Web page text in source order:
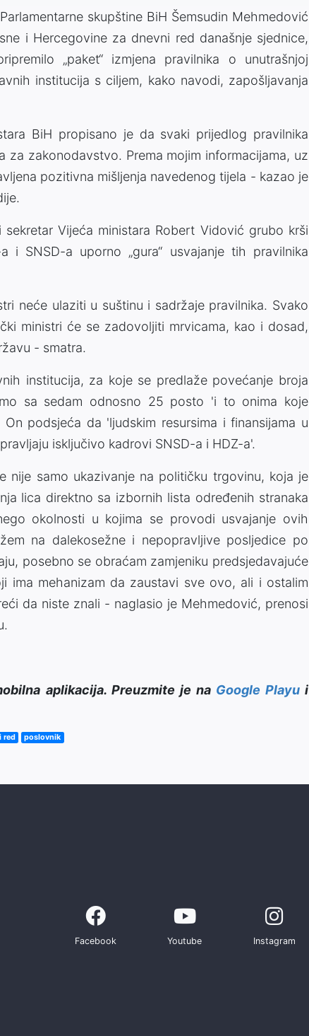
skupštine BiH Šemsudin Mehmedović
i Hercegovine za dnevni red današnje sjednice,
„paket“ izmjena pravilnika o unutrašnjoj
institucija s ciljem, kako navodi, zapošljavanja
BiH propisano je da svaki prijedlog pravilnika
za zakonodavstvo. Prema mojim informacijama, uz
pozitivna mišljenja navedenog tijela - kazao je
Vijeća ministara Robert Vidović grubo krši
i SNSD-a uporno „gura“ usvajanje tih pravilnika
neće ulaziti u suštinu i sadržaje pravilnika. Svako
ministri će se zadovoljiti mrvicama, kao i dosad,
- smatra.
institucija, za koje se predlaže povećanje broja
sa sedam odnosno 25 posto 'i to onima koje
podsjeća da 'ljudskim resursima i finansijama u
isključivo kadrovi SNSD-a i HDZ-a'.
nije samo ukazivanje na političku trgovinu, koja je
lica direktno sa izbornih lista određenih stranaka
okolnosti u kojima se provodi usvajanje ovih
na dalekosežne i nepopravljive posljedice po
posebno se obraćam zamjeniku predsjedavajuće
ima mehanizam da zaustavi sve ovo, ali i ostalim
da niste znali - naglasio je Mehmedović, prenosi
aplikacija. Preuzmite je na Google Playui
red poslovnik
Facebook Youtube Instagram